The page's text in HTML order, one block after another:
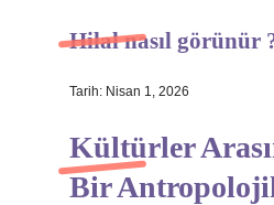
Hakkımızda
Hilal nasıl görünür
Tarih: Nisan 1, 2026
Kültürler
Bir